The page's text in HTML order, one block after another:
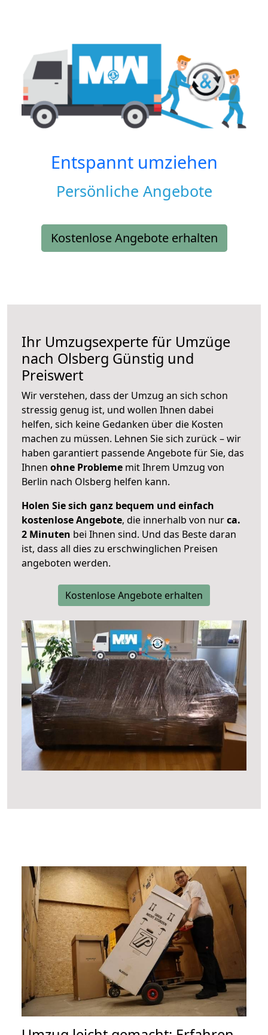
Entspannt umziehen
Persönliche Angebote
Kostenlose Angebote erhalten
Ihr Umzugsexperte für Umzüge
nach Olsberg Günstig und
Preiswert
Wir verstehen, dass der Umzug an sich schon
stressig genug ist, und wollen Ihnen dabei
helfen, sich keine Gedanken über die Kosten
machen zu müssen. Lehnen Sie sich zurück – wir
haben garantiert passende Angebote für Sie, das
Ihnen ohne Probleme mit Ihrem Umzug von
Berlin nach Olsberg helfen kann.
Holen Sie sich ganz bequem und einfach
kostenlose Angebote, die innerhalb von nurca.
2 Minuten bei Ihnen sind. Und das Beste daran
ist, dass all dies zu erschwinglichen Preisen
angeboten werden.
Kostenlose Angebote erhalten